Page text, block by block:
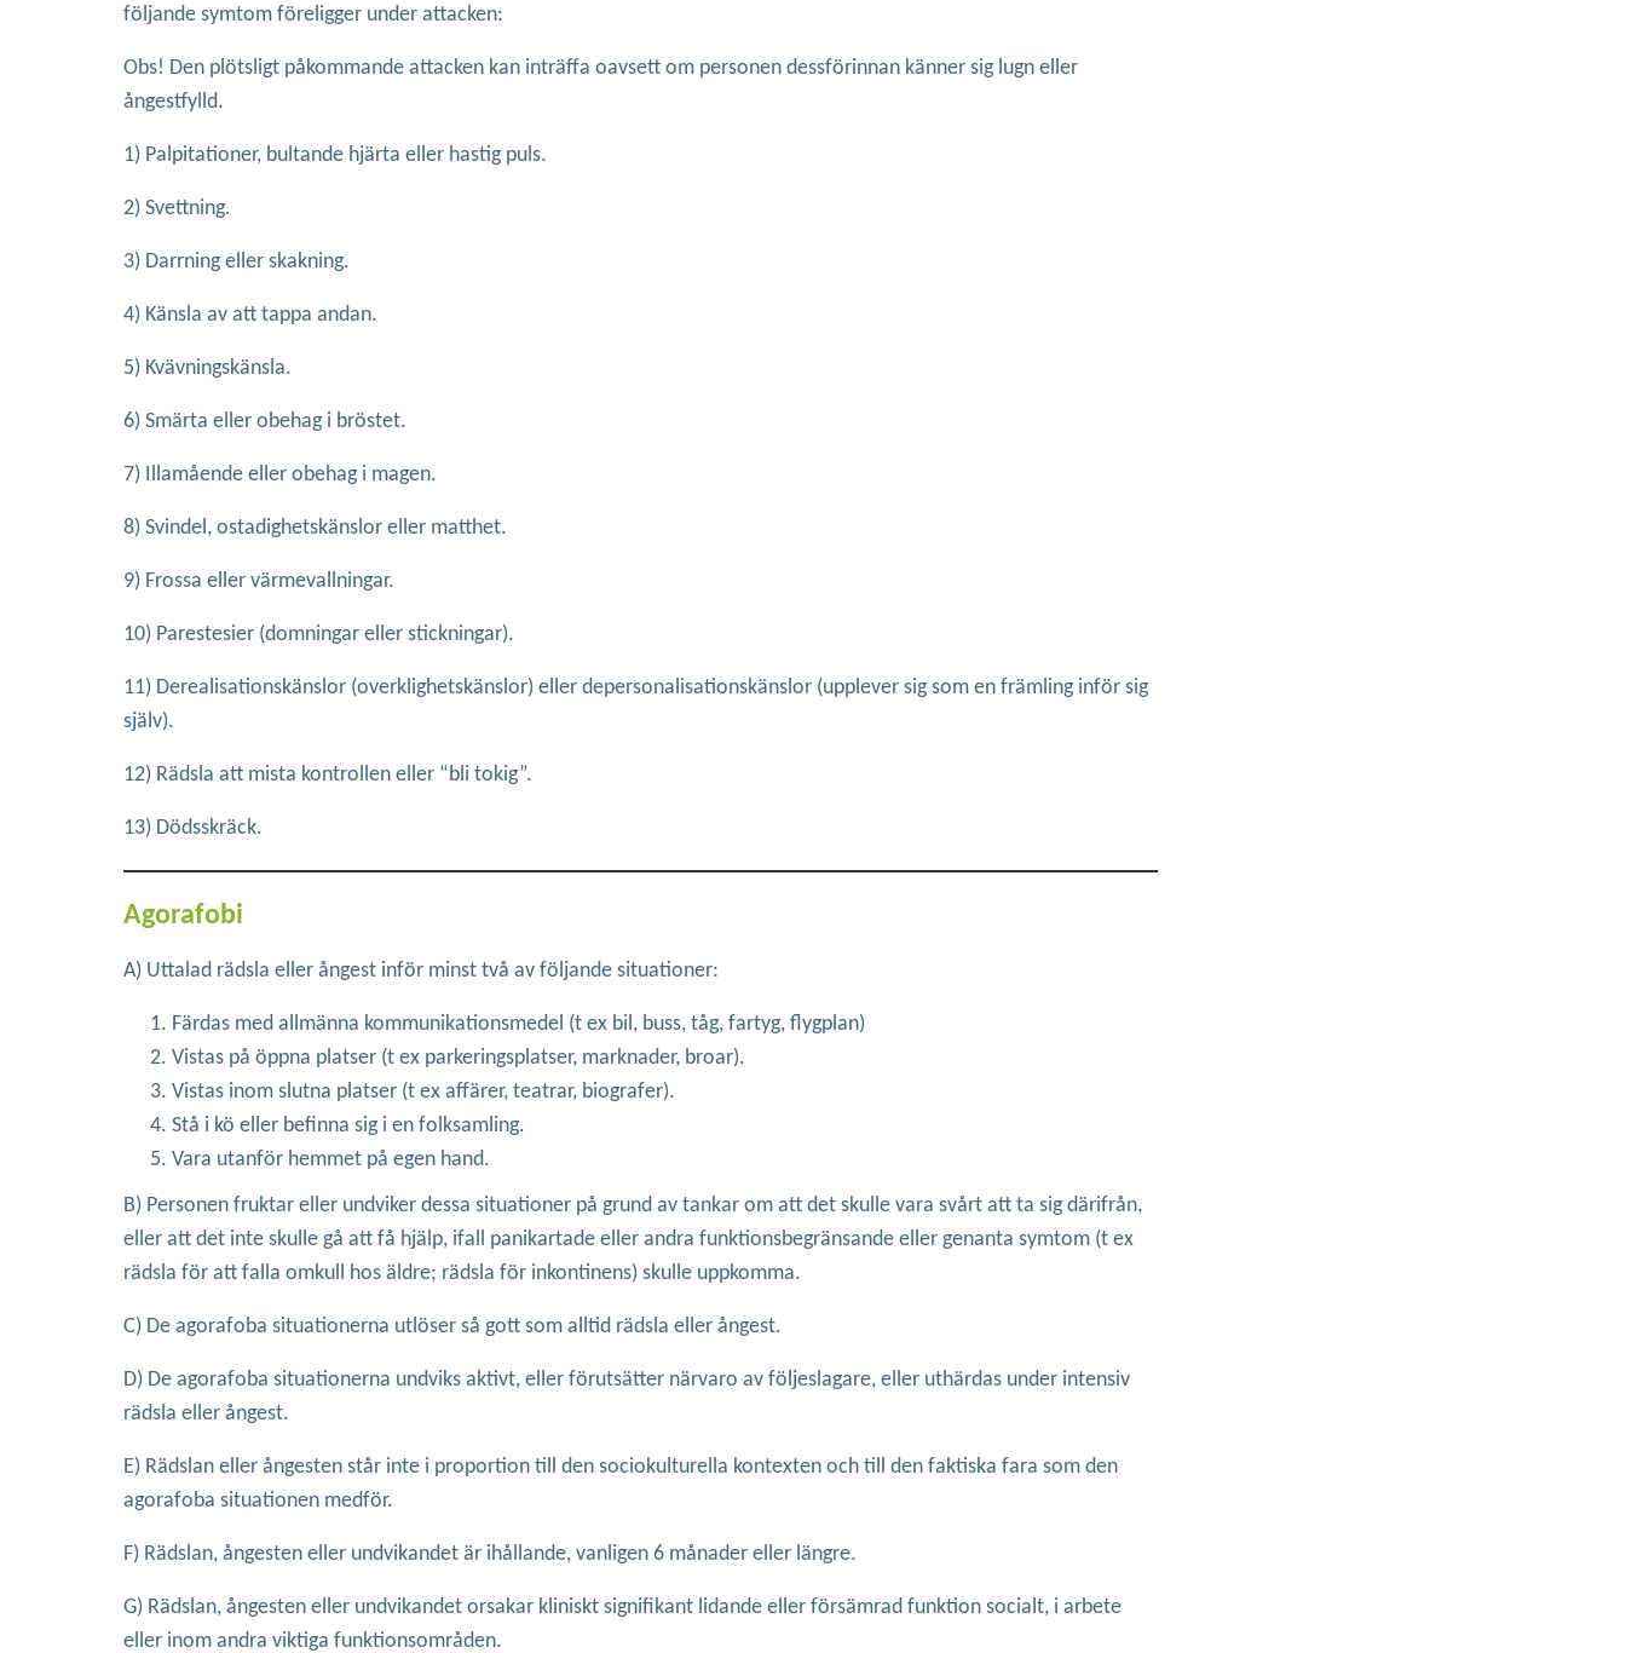
följande symtom föreligger under attacken:
Obs! Den plötsligt påkommande attacken kan inträffa oavsett om personen dessförinnan känner sig lugn eller
ångestfylld.
1) Palpitationer, bultande hjärta eller hastig puls.
2) Svettning.
3) Darrning eller skakning.
4) Känsla av att tappa andan.
5) Kvävningskänsla.
6) Smärta eller obehag i bröstet.
7) Illamående eller obehag i magen.
8) Svindel, ostadighetskänslor eller matthet.
9) Frossa eller värmevallningar.
10) Parestesier (domningar eller stickningar).
11) Derealisationskänslor (overklighetskänslor) eller depersonalisationskänslor (upplever sig som en främling inför sig
själv).
12) Rädsla att mista kontrollen eller “bli tokig”.
13) Dödsskräck.
Agorafobi
A) Uttalad rädsla eller ångest inför minst två av följande situationer:
Färdas med allmänna kommunikationsmedel (t ex bil, buss, tåg, fartyg, flygplan)
Vistas på öppna platser (t ex parkeringsplatser, marknader, broar).
Vistas inom slutna platser (t ex affärer, teatrar, biografer).
Stå i kö eller befinna sig i en folksamling.
Vara utanför hemmet på egen hand.
B) Personen fruktar eller undviker dessa situationer på grund av tankar om att det skulle vara svårt att ta sig därifrån,
eller att det inte skulle gå att få hjälp, ifall panikartade eller andra funktionsbegränsande eller genanta symtom (t ex
rädsla för att falla omkull hos äldre; rädsla för inkontinens) skulle uppkomma.
C) De agorafoba situationerna utlöser så gott som alltid rädsla eller ångest.
D) De agorafoba situationerna undviks aktivt, eller förutsätter närvaro av följeslagare, eller uthärdas under intensiv
rädsla eller ångest.
E) Rädslan eller ångesten står inte i proportion till den sociokulturella kontexten och till den faktiska fara som den
agorafoba situationen medför.
F) Rädslan, ångesten eller undvikandet är ihållande, vanligen 6 månader eller längre.
G) Rädslan, ångesten eller undvikandet orsakar kliniskt signifikant lidande eller försämrad funktion socialt, i arbete
eller inom andra viktiga funktionsområden.